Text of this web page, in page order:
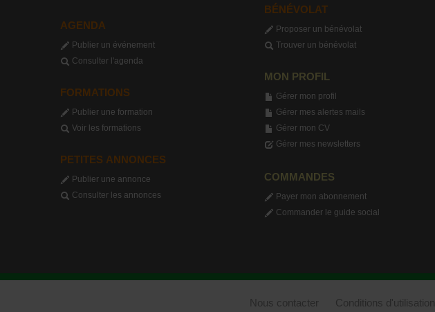
AGENDA
Publier un événement
Consulter l'agenda
FORMATIONS
Publier une formation
Voir les formations
PETITES ANNONCES
Publier une annonce
Consulter les annonces
BÉNÉVOLAT
Proposer un bénévolat
Trouver un bénévolat
MON PROFIL
Gérer mon profil
Gérer mes alertes mails
Gérer mon CV
Gérer mes newsletters
COMMANDES
Payer mon abonnement
Commander le guide social
Nous contacter Conditions d'utilisation